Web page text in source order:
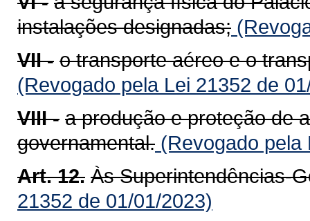
instalações designadas;
VII - o transporte aéreo e o
(Revogado pela Lei 21352 de
VIII - a produção e proteção de
governamental. (Revogado pela
Art. 12. Às Superintendências-
21352 de 01/01/2023)